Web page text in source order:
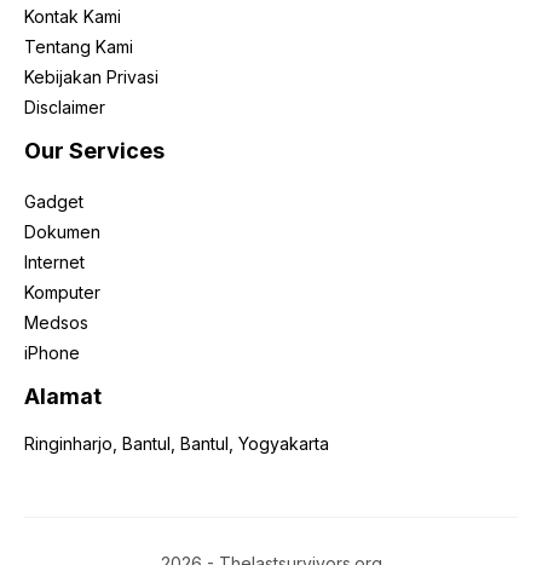
Kontak Kami
Tentang Kami
Kebijakan Privasi
Disclaimer
Our Services
Gadget
Dokumen
Internet
Komputer
Medsos
iPhone
Alamat
Ringinharjo, Bantul, Bantul, Yogyakarta